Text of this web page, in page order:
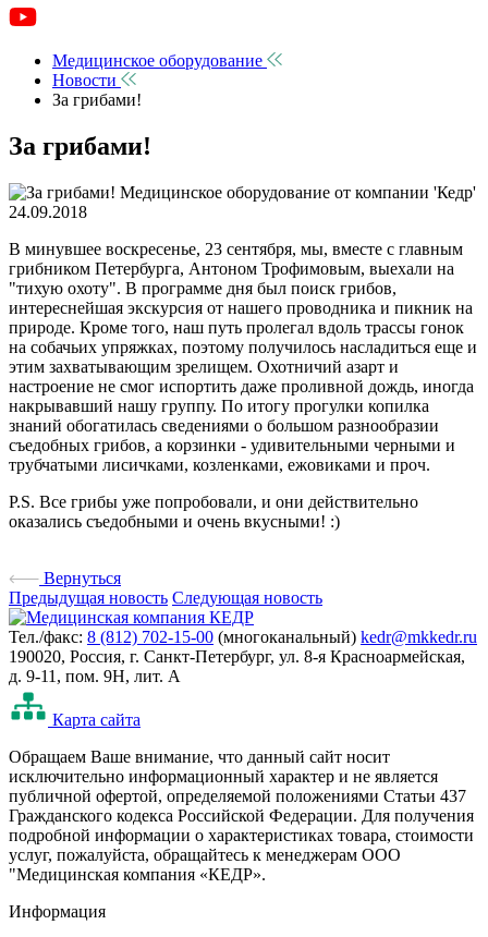
Медицинское оборудование
Новости
За грибами!
За грибами!
24.09.2018
В минувшее воскресенье, 23 сентября, мы, вместе с главным
грибником Петербурга, Антоном Трофимовым, выехали на
"тихую охоту". В программе дня был поиск грибов,
интереснейшая экскурсия от нашего проводника и пикник на
природе. Кроме того, наш путь пролегал вдоль трассы гонок
на собачьих упряжках, поэтому получилось насладиться еще и
этим захватывающим зрелищем. Охотничий азарт и
настроение не смог испортить даже проливной дождь, иногда
накрывавший нашу группу. По итогу прогулки копилка
знаний обогатилась сведениями о большом разнообразии
съедобных грибов, а корзинки - удивительными черными и
трубчатыми лисичками, козленками, ежовиками и проч.
P.S. Все грибы уже попробовали, и они действительно
оказались съедобными и очень вкусными! :)
Вернуться
Предыдущая новость Следующая новость
Тел./факс: 8 (812) 702-15-00 (многоканальный) kedr@mkkedr.ru
190020, Россия, г. Санкт-Петербург, ул. 8-я Красноармейская,
д. 9-11, пом. 9Н, лит. А
Карта сайта
Oбращаем Ваше внимание, что данный сайт носит
исключительно информационный характер и не является
публичной офертой, определяемой положениями Статьи 437
Гражданского кодекса Российской Федерации. Для получения
подробной информации о характеристиках товара, стоимости
услуг, пожалуйста, обращайтесь к менеджерам ООО
"Медицинская компания «КЕДР».
Информация